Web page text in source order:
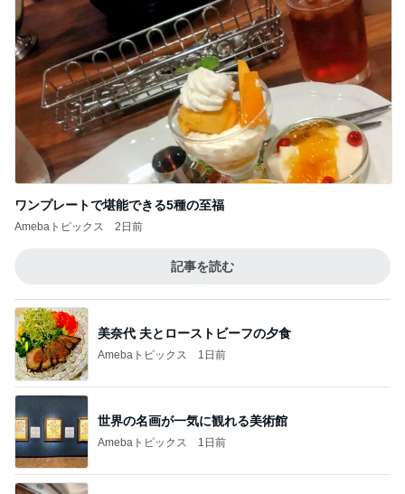
世界の名画が一気に観れる美術館
Amebaトピックス 1日前
柏木由紀子 癒しのフラッペマカロン
Amebaトピックス 1日前
古村比呂 届いた無農薬野菜や果物